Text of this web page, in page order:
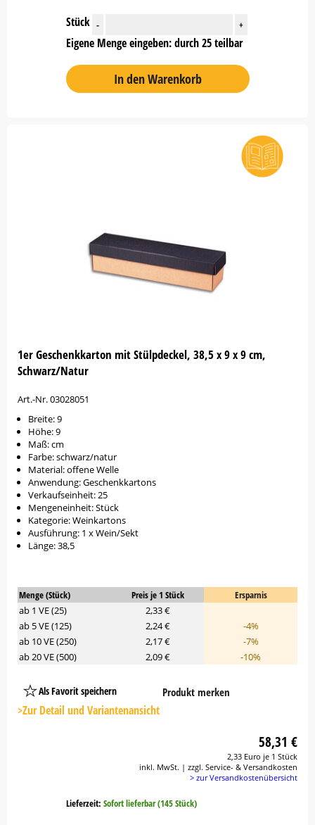
Stück - +
Eigene Menge eingeben: durch 25 teilbar
In den Warenkorb
1er Geschenkkarton mit Stülpdeckel, 38,5 x 9 x 9 cm,
Schwarz/Natur
Art.-Nr. 03028051
Breite: 9
Höhe: 9
Maß: cm
Farbe: schwarz/natur
Material: offene Welle
Anwendung: Geschenkkartons
Verkaufseinheit: 25
Mengeneinheit: Stück
Kategorie: Weinkartons
Ausführung: 1 x Wein/Sekt
Länge: 38,5
Menge (Stück) Preis je 1 Stück
Ersparnis
ab 1 VE (25)
2,33 €
ab 5 VE (125)
2,24 €
-4%
ab 10 VE (250)
2,17 €
-7%
ab 20 VE (500)
2,09 € -10%
Als Favorit speichern
Platzhalter
Button
Produkt merken
>Zur Detail und Variantenansicht
58,31 €
2,33 Euro je 1 Stück
inkl. MwSt. | zzgl. Service- & Versandkosten
> zur Versandkostenübersicht
Lieferzeit: Sofort lieferbar (145 Stück)